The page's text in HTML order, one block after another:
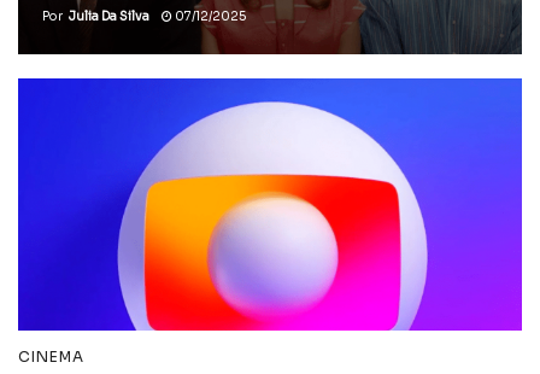
Por Julia Da Silva 07/12/2025
CINEMA